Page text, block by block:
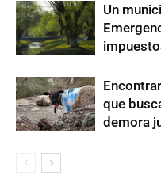
Un
que
demora